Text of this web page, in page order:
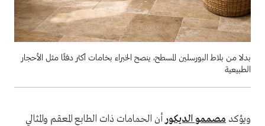
بدلا من بلاط البورسلين المسطح، ينصح الخبراء بخامات أكثر دفئًا مثل الأحجار
الطبيعية
ويؤكد مصممو الديكور أن الحمامات ذات الطابع المعقم والمثالي